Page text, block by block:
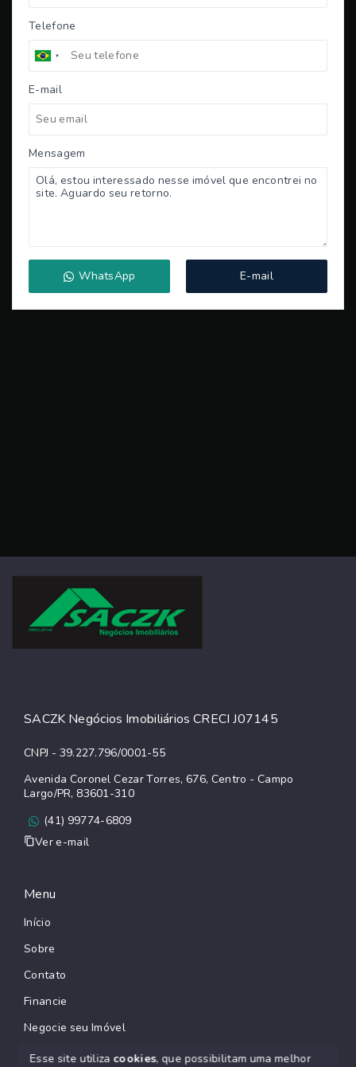
Telefone
E-mail
Mensagem
WhatsApp E-mail
SACZK Negócios Imobiliários CRECI J07145
CNPJ - 39.227.796/0001-55
Avenida Coronel Cezar Torres, 676, Centro - Campo
Largo/PR, 83601-310
(41) 99774-6809
Ver e-mail
Menu
Início
Sobre
Contato
Financie
Negocie seu Imóvel
Esse site utiliza cookies, que possibilitam uma melhor